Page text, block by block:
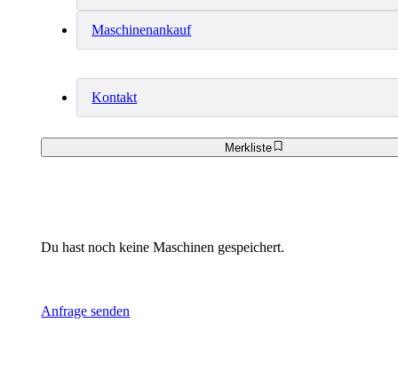
Maschinenankauf
Kontakt
Merkliste
Du hast noch keine Maschinen gespeichert.
Anfrage senden